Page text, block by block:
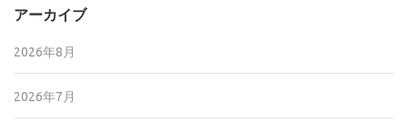
アーカイブ
2026年8月
2026年7月